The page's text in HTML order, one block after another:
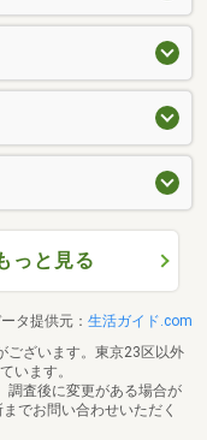
っと見る
タ提供元： 生活ガイド.com
ございます。東京23区以外
います。
調査後に変更がある場合が
でお問い合わせいただく